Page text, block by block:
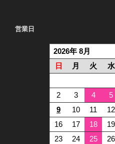
営業日
2026年 8月
日
月 火 水
2
3 4 5
9
10 11 12
16
17 18 19
23
24 25 26